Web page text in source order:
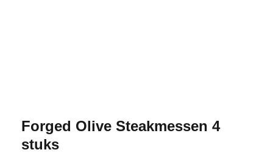
Forged Olive Steakmessen 4
stuks